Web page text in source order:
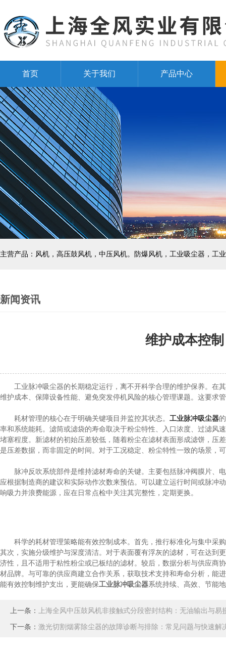
首页 关于我们 产品中心
主营产品：风机，高压鼓风机，中压风机。防爆风机，工业吸尘器，工
新闻资讯
维护成本控
工业脉冲吸尘器的长期稳定运行，离不开科学合理的维护保养。在
维护成本、保障设备性能、避免突发停机风险的核心管理课题。这要求
耗材管理的核心在于明确关键项目并监控其状态。 工业脉冲吸尘器
率和系统能耗。滤筒或滤袋的寿命取决于粉尘特性、入口浓度、过滤风
堵塞程度。新滤材的初始压差较低，随着粉尘在滤材表面形成滤饼，压
是压差数据，而非固定的时间。对于工况稳定、粉尘特性一致的场景，
脉冲反吹系统部件是维持滤材寿命的关键。主要包括脉冲阀膜片、
应根据制造商的建议和实际动作次数来预估。可以建立运行时间或脉冲
响吸力并浪费能源，应在日常点检中关注其完整性，定期更换。
科学的耗材管理策略能有效控制成本。首先，推行标准化与集中采
其次，实施分级维护与深度清洁。对于表面覆有浮灰的滤材，可在达到
济性，且不适用于粘性粉尘或已板结的滤材。较后，数据分析与供应商
材品牌。与可靠的供应商建立合作关系，获取技术支持和寿命分析，能
能有效控制维护支出，更能确保工业脉冲吸尘器系统持续、高效、节能
上一条：
上海全风中压鼓风机非接触式分段密封结构：无油输出与易
下一条： 激光切割烟雾除尘器的故障诊断与排除：常见问题与快速解